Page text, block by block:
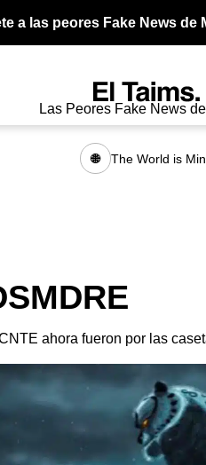
a las peores Fake News de
Las Peores Fake News
🌐 The World is
ahora fueron por las